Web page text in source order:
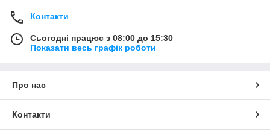
Контакти
Сьогодні працює з 08:00 до 15:30
Показати весь графік роботи
Про нас
Контакти